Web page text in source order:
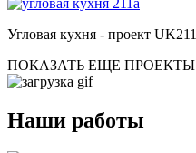
Угловая кухня - проект UK211
ПОКАЗАТЬ ЕЩЕ ПРОЕКТЫ
Наши работы